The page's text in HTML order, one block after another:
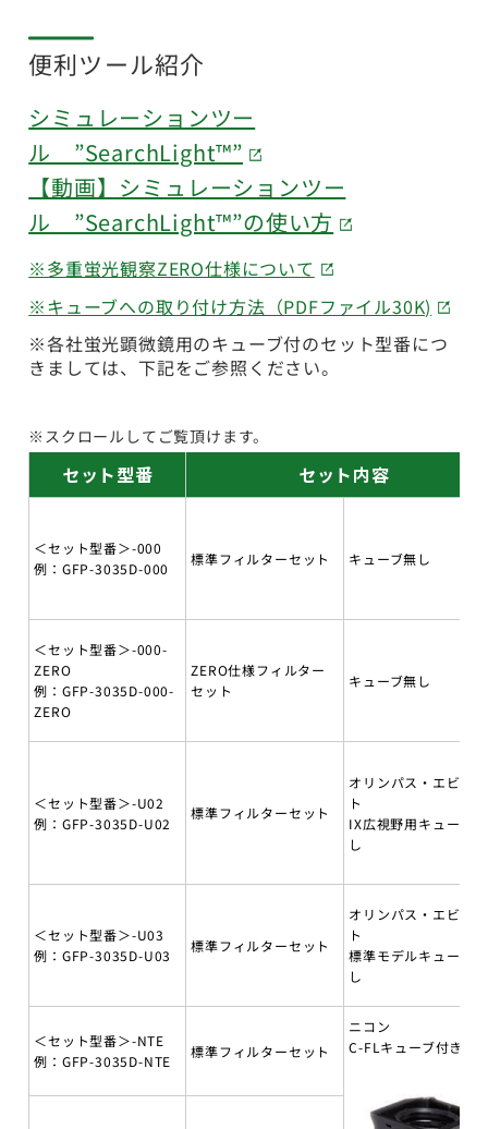
便利ツール紹介
シミュレーションツー
ル ”SearchLight™”
【動画】シミュレーションツー
ル ”SearchLight™”の使い方
※多重蛍光観察ZERO仕様について
※キューブへの取り付け方法（PDFファイル30K)
※各社蛍光顕微鏡用のキューブ付のセット型番につ
きましては、下記をご参照ください。
※スクロールしてご覧頂けます。
セット型番 セット内容
＜セット型番＞-000
例：GFP-3035D-000
標準フィルターセット キューブ無し
＜セット型番＞-000-
ZERO
例：GFP-3035D-000-
ZERO
ZERO仕様フィルター
セット
キューブ無し
＜セット型番＞-U02
例：GFP-3035D-U02
標準フィルターセット
オリンパス・エビデン
ト
IX広視野用キューブ無
し
＜セット型番＞-U03
例：GFP-3035D-U03
標準フィルターセット
オリンパス・エビデン
ト
標準モデルキューブ無
し
＜セット型番＞-NTE
例：GFP-3035D-NTE
標準フィルターセット
ニコン
C-FLキューブ付き